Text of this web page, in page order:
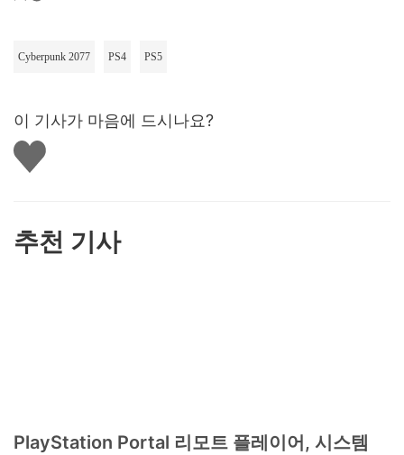
Cyberpunk 2077 PS4 PS5
이 기사가 마음에 드시나요?
좋
아
추천 기사
PlayStation Portal 리모트 플레이어, 시스템